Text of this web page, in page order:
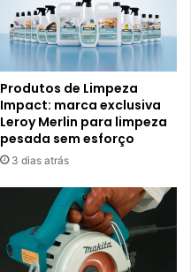
Produtos de Limpeza
Impact: marca exclusiva
Leroy Merlin para limpeza
pesada sem esforço
3 dias atrás